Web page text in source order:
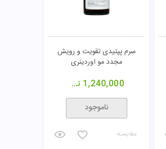
سرم پپتیدی تقویت و رویش
مجدد مو اوردینری
1,240,000 تومان
ناموجود
مقایسـه